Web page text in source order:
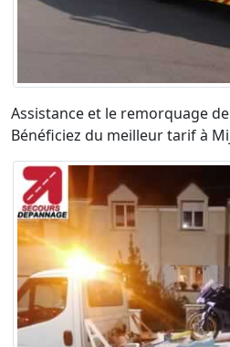
Assistance et le remorquage
Bénéficiez du meilleur tarif à